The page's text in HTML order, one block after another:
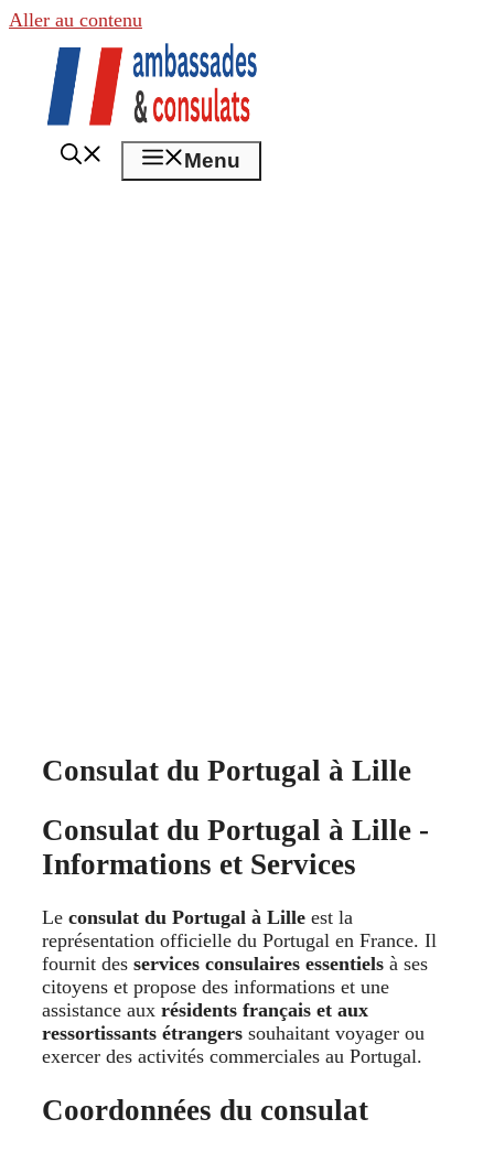
Aller au contenu
Menu
Consulat du Portugal à Lille
Consulat du Portugal à Lille -
Informations et Services
Le consulat du Portugal à Lille est la
représentation officielle du Portugal en France. Il
fournit des services consulaires essentiels à ses
citoyens et propose des informations et une
assistance aux résidents français et aux
ressortissants étrangers souhaitant voyager ou
exercer des activités commerciales au Portugal.
Coordonnées du consulat